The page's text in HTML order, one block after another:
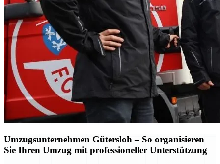
Umzugsunternehmen Gütersloh – So organisieren
Sie Ihren Umzug mit professioneller Unterstützung